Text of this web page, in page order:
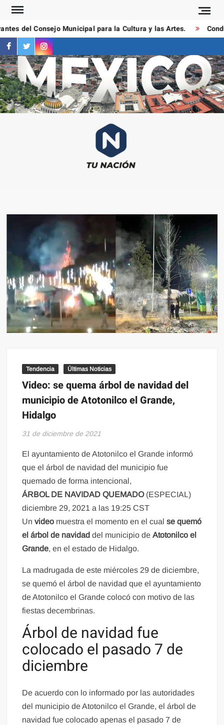
Saltar
contenido
del Consejo Municipal para la Cultura y las Artes.
facebook
twitterinstagram
Tendencia Últimas Noticias
Video: se quema árbol de navidad del
municipio de Atotonilco el Grande,
Hidalgo
31 de diciembre de 2021
El ayuntamiento de Atotonilco el Grande informó
que el árbol de navidad del municipio fue
quemado de forma intencional,
ÁRBOL DE NAVIDAD QUEMADO (ESPECIAL)
diciembre 29, 2021 a las 19:25 CST
Unvideo muestra el momento en el cualse quemó
elárbol de navidad del municipio deAtotonilco el
Grande, en el estado de Hidalgo.
La madrugada de este miércoles 29 de diciembre,
se quemó el árbol de navidad que el ayuntamiento
de Atotonilco el Grande colocó con motivo de las
fiestas decembrinas.
Árbol de navidad fue
colocado el pasado 7 de
diciembre
De acuerdo con lo informado por las autoridades
del municipio de Atotonilco el Grande, el árbol de
navidad fue colocado apenas el pasado 7 de